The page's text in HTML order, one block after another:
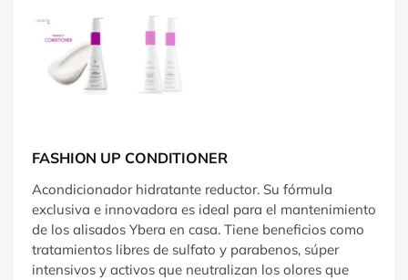
FASHION UP CONDITIONER
Acondicionador hidratante reductor. Su fórmula
exclusiva e innovadora es ideal para el mantenimiento
de los alisados Ybera en casa. Tiene beneficios como
tratamientos libres de sulfato y parabenos, súper
intensivos y activos que neutralizan los olores que